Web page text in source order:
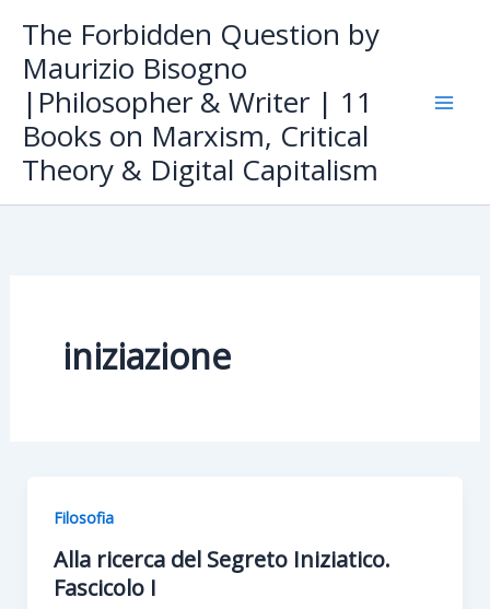
content
The Forbidden Question by
Maurizio Bisogno
|Philosopher & Writer | 11
Books on Marxism, Critical
Theory & Digital Capitalism
iniziazione
Filosofia
Alla ricerca del Segreto Iniziatico.
Fascicolo I